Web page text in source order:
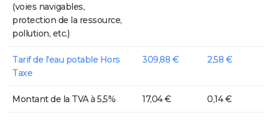
(voies navigables,
protection de la ressource,
pollution, etc.)
Tarif de l'eau potable Hors
Taxe
309,88 € 2,58 €
Montant de la TVA à 5,5% 17,04 € 0,14 €